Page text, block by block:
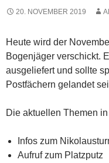
20. NOVEMBER 2019
Heute wird der
Bogenjäger verschickt.
ausgeliefert und sollte
Postfächern gelandet
Die aktuellen Themen
Infos zum
Aufruf zum Platzputz